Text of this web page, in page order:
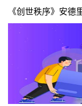
《创世秩序》安德